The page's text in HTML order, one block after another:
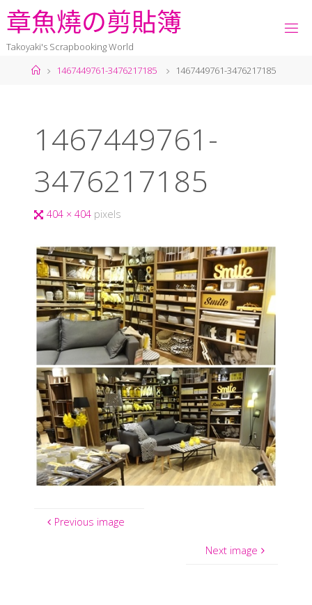
章魚燒の剪貼簿
Takoyaki's Scrapbooking World
1467449761-3476217185
1467449761-3476217185
1467449761-
3476217185
404 × 404 pixels
Previous image
Next image